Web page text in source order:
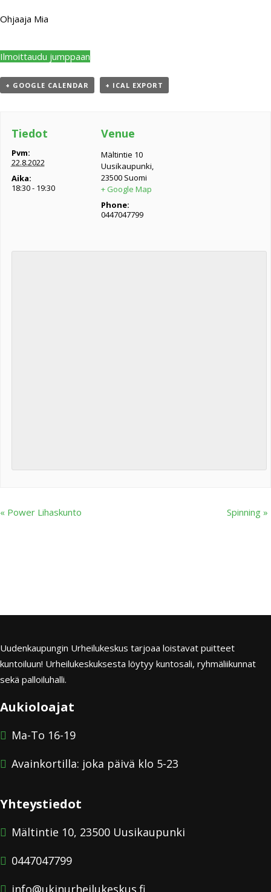
Ohjaaja Mia
Ilmoittaudu jumppaan
+ GOOGLE CALENDAR + ICAL EXPORT
Tiedot
Pvm:
22.8.2022
Aika:
18:30 - 19:30
Venue
Mältintie 10
Uusikaupunki,
23500 Suomi
+ Google Map
Phone:
0447047799
« Power Lihaskunto Spinning »
Uudenkaupungin Urheilukeskus tarjoaa loistavat puitteet
kuntoiluun! Urheilukeskuksesta löytyy kuntosali, ryhmäliikunnat
sekä palloiluhalli.
Aukioloajat
Ma-To 16-19
Avainkortilla: joka päivä klo 5-23
Yhteystiedot
Mältintie 10, 23500 Uusikaupunki
0447047799
info@ukinurheilukeskus.fi